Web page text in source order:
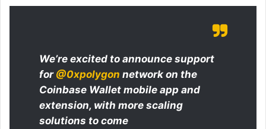
We’re excited to announce support
for @0xpolygon network on the
Coinbase Wallet mobile app and
extension, with more scaling
solutions to come